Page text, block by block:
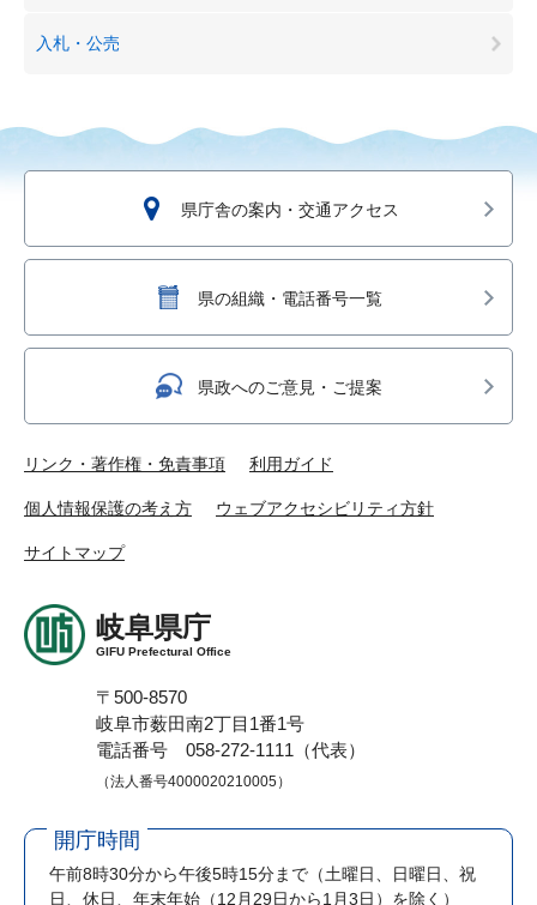
入札・公売
県庁舎の案内・交通アクセス
県の組織・電話番号一覧
県政へのご意見・ご提案
リンク・著作権・免責事項 利用ガイド
個人情報保護の考え方 ウェブアクセシビリティ方針
サイトマップ
岐阜県庁
GIFU Prefectural Office
〒500-8570
岐阜市薮田南2丁目1番1号
電話番号 058-272-1111（代表）
（法人番号4000020210005）
開庁時間
午前8時30分から午後5時15分まで （土曜日、日曜日、祝
日、休日、年末年始（12月29日から1月3日）を除く）